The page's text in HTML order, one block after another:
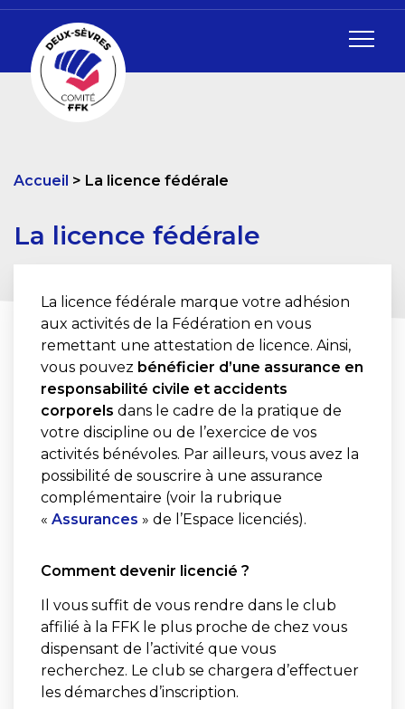
Accueil La licence fédérale
La licence fédérale
La licence fédérale marque votre adhésion
aux activités de la Fédération en vous
remettant une attestation de licence. Ainsi,
vous pouvez bénéficier d’une assurance en
responsabilité civile et accidents
corporels dans le cadre de la pratique de
votre discipline ou de l’exercice de vos
activités bénévoles. Par ailleurs, vous avez la
possibilité de souscrire à une assurance
complémentaire (voir la rubrique
« Assurances » de l’Espace licenciés).
Comment devenir licencié ?
Il vous suffit de vous rendre dans le club
affilié à la FFK le plus proche de chez vous
dispensant de l’activité que vous
recherchez. Le club se chargera d’effectuer
les démarches d’inscription.